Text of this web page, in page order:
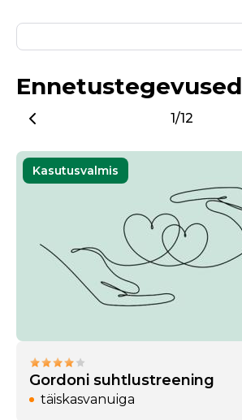
Ennetustegevused
1/12
Kasutusvalmis
Gordoni suhtlustreening
täiskasvanuiga